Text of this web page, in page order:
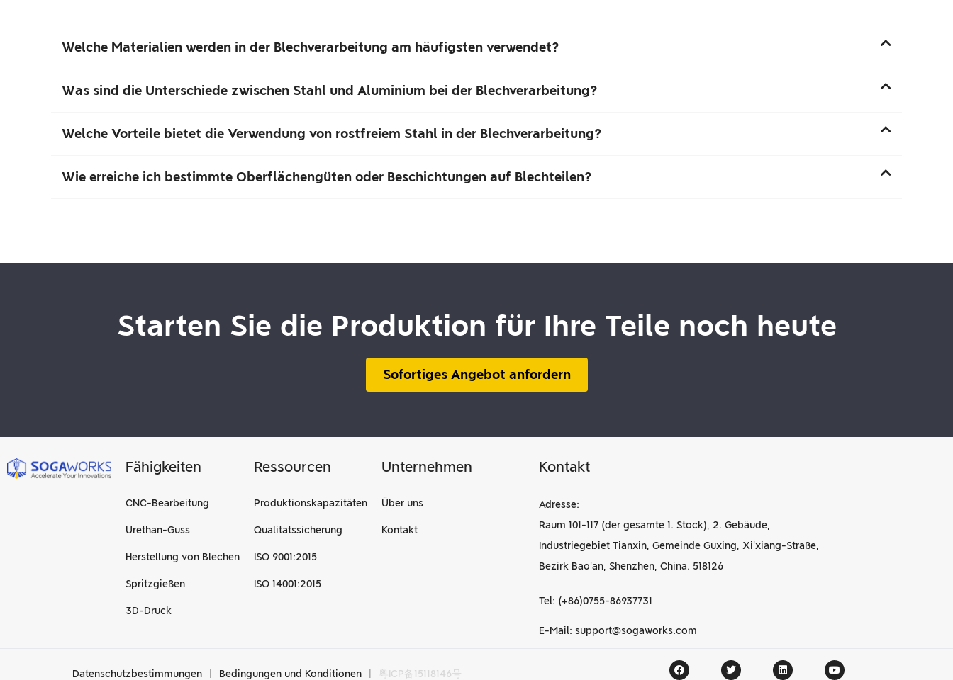
Welche Materialien werden in der Blechverarbeitung am häufigsten verwendet?
Was sind die Unterschiede zwischen Stahl und Aluminium bei der Blechverarbeitung?
Welche Vorteile bietet die Verwendung von rostfreiem Stahl in der Blechverarbeitung?
Wie erreiche ich bestimmte Oberflächengüten oder Beschichtungen auf Blechteilen?
Starten Sie die Produktion für Ihre Teile noch heute
Sofortiges Angebot anfordern
Fähigkeiten
CNC-Bearbeitung
Urethan-Guss
Herstellung von Blechen
Spritzgießen
3D-Druck
Ressourcen
Produktionskapazitäten
Qualitätssicherung
ISO 9001:2015
ISO 14001:2015
Unternehmen
Über uns
Kontakt
Kontakt
Adresse:
Raum 101-117 (der gesamte 1. Stock), 2. Gebäude,
Industriegebiet Tianxin, Gemeinde Guxing, Xi'xiang-Straße,
Bezirk Bao'an, Shenzhen, China. 518126
Tel: (+86)0755-86937731
E-Mail: support@sogaworks.com
Datenschutzbestimmungen Bedingungen und Konditionen 粤ICP备15118146号